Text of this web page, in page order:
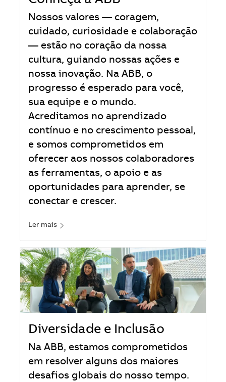
Nossos valores — coragem,
cuidado, curiosidade e colaboração
— estão no coração da nossa
cultura, guiando nossas ações e
nossa inovação. Na ABB, o
progresso é esperado para você,
sua equipe e o mundo.
Acreditamos no aprendizado
contínuo e no crescimento pessoal,
e somos comprometidos em
oferecer aos nossos colaboradores
as ferramentas, o apoio e as
oportunidades para aprender, se
conectar e crescer.
Ler mais
Diversidade e Inclusão
Na ABB, estamos comprometidos
em resolver alguns dos maiores
desafios globais do nosso tempo.